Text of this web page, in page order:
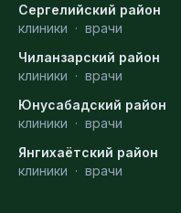
Сергелийский район
клиники · врачи
Чиланзарский район
клиники · врачи
Юнусабадский район
клиники · врачи
Янгихаётский район
клиники · врачи